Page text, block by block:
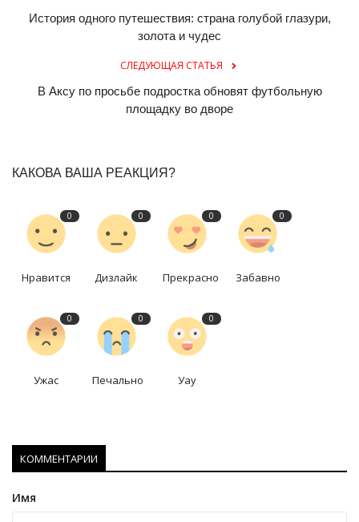
История одного путешествия: страна голубой глазури,
золота и чудес
СЛЕДУЮЩАЯ СТАТЬЯ
В Аксу по просьбе подростка обновят футбольную
площадку во дворе
КАКОВА ВАША РЕАКЦИЯ?
0
Нравится
0
Дизлайк
0
Прекрасно
0
Забавно
0
Ужас
0
Печально
0
Уау
КОММЕНТАРИИ
Имя